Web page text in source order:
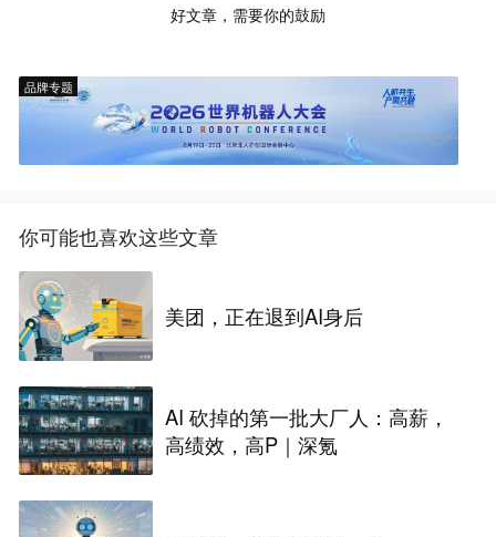
好文章，需要你的鼓励
品牌专题
你可能也喜欢这些文章
美团，正在退到AI身后
AI 砍掉的第一批大厂人：高薪，
高绩效，高P｜深氪